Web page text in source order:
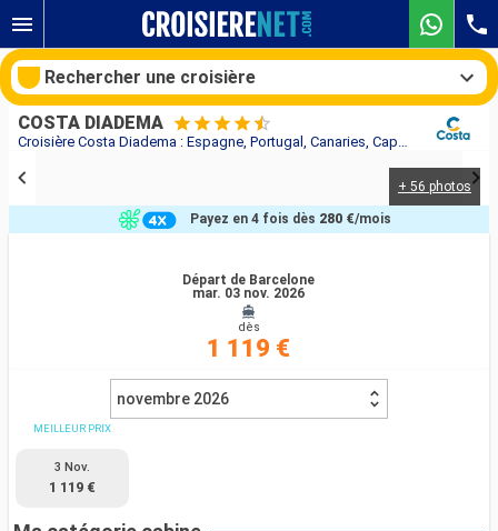
Croisière Costa Diadema : Espagne, Portugal, Canaries, Cap Vert, Brésil au départ de Barcelone
COSTA DIADEMA
+ 56 photos
Départ de Barcelone
mar. 03 nov. 2026
dès
1 119 €
Payez en 4 fois dès 280 €/mois
novembre 2026
MEILLEUR PRIX
3 Nov.
1 119 €
Rechercher une croisière
Compagnies
Rechercher